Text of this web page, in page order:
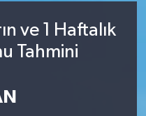
ve 1 Haftalık
Tahmini